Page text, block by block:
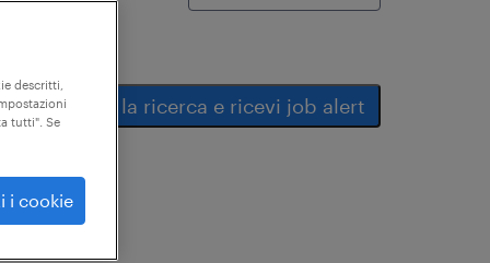
salva la ricerca e ricevi job alert
descritti,
tutti". Se
i cookie